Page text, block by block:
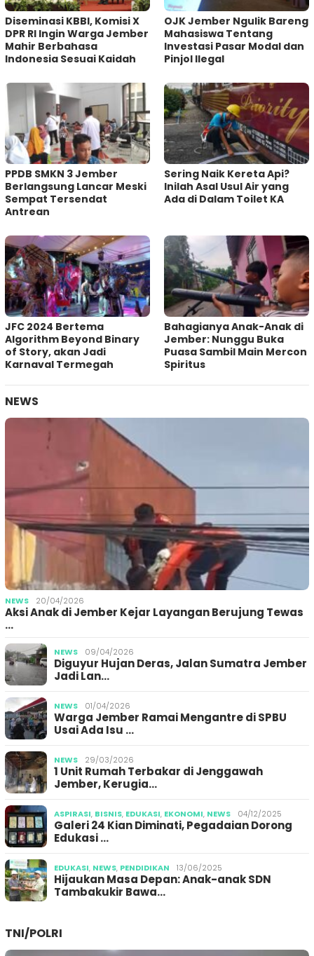
Diseminasi KBBI, Komisi X
DPR RI Ingin Warga Jember
Mahir Berbahasa
Indonesia Sesuai Kaidah
OJK Jember Ngulik Bareng
Mahasiswa Tentang
Investasi Pasar Modal dan
Pinjol Ilegal
PPDB SMKN 3 Jember
Berlangsung Lancar Meski
Sempat Tersendat
Antrean
Sering Naik Kereta Api?
Inilah Asal Usul Air yang
Ada di Dalam Toilet KA
JFC 2024 Bertema
Algorithm Beyond Binary
of Story, akan Jadi
Karnaval Termegah
Bahagianya Anak-Anak di
Jember: Nunggu Buka
Puasa Sambil Main Mercon
Spiritus
NEWS
NEWS 20/04/2026
Aksi Anak di Jember Kejar Layangan Berujung Tewas
…
NEWS 09/04/2026
Diguyur Hujan Deras, Jalan Sumatra Jember
Jadi Lan…
NEWS 01/04/2026
Warga Jember Ramai Mengantre di SPBU
Usai Ada Isu …
NEWS 29/03/2026
1 Unit Rumah Terbakar di Jenggawah
Jember, Kerugia…
ASPIRASI, BISNIS, EDUKASI, EKONOMI, NEWS 04/12/2025
Galeri 24 Kian Diminati, Pegadaian Dorong
Edukasi …
EDUKASI, NEWS, PENDIDIKAN 13/06/2025
Hijaukan Masa Depan: Anak-anak SDN
Tambakukir Bawa…
TNI/POLRI